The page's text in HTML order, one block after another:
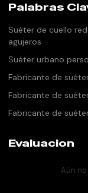
Palabras
Suéter de cuello
agujeros
Suéter urbano
Fabricante de
Fabricante de
Fabricante de
Evaluacion
Aún